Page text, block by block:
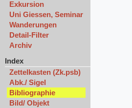
Exkursion
Uni Giessen, Seminar
Wanderungen
Detail-Filter
Archiv
Index
Zettelkasten (Zk.psb)
Abk./ Sigel
Bibliographie
Bild/ Objekt